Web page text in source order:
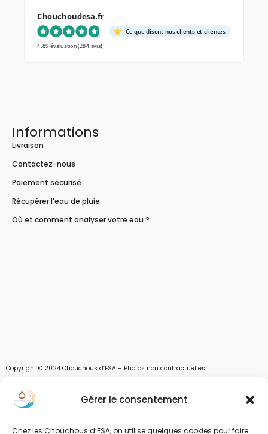
Gérer le consentement
Chez les Chouchous d’ESA, on utilise quelques cookies pour faire
Chouchoudesa.fr
Ce que disent nos clients et clientes
4.89 évaluation(284 avis)
Informations
Livraison
Contactez-nous
Paiement sécurisé
Récupérer l'eau de pluie
Où et comment analyser votre eau ?
Copyright © 2024 Chouchous d’ESA – Photos non contractuelles
Les chouchous d’Esa vous apportent toutes les solutions pour récupérer l’eau de
pluie, et des moyens pour stocker, filtrer, traiter et potabiliser l’eau d’un forage,
Soleil et Air nous proposons également des équipements pour décontaminer de